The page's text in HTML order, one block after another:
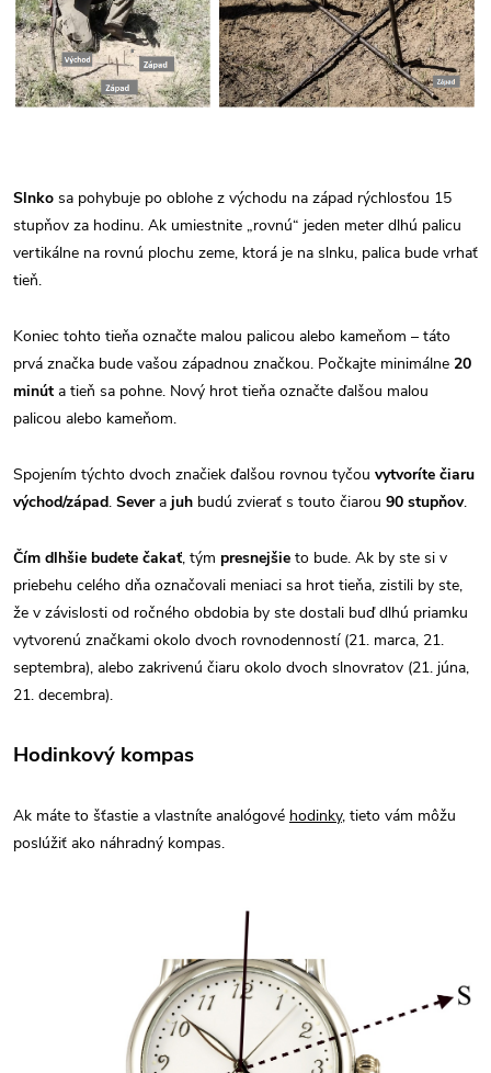
Slnko sa pohybuje po oblohe z východu na západ rýchlosťou 15
stupňov za hodinu. Ak umiestnite „rovnú“ jeden meter dlhú palicu
vertikálne na rovnú plochu zeme, ktorá je na slnku, palica bude vrhať
tieň.
Koniec tohto tieňa označte malou palicou alebo kameňom – táto
prvá značka bude vašou západnou značkou. Počkajte minimálne 20
minút a tieň sa pohne. Nový hrot tieňa označte ďalšou malou
palicou alebo kameňom.
Spojením týchto dvoch značiek ďalšou rovnou tyčou vytvoríte čiaru
východ/západ. Severa juh budú zvierať s touto čiarou 90 stupňov.
Čím dlhšie budete čakať, tým presnejšie to bude. Ak by ste si v
priebehu celého dňa označovali meniaci sa hrot tieňa, zistili by ste,
že v závislosti od ročného obdobia by ste dostali buď dlhú priamku
vytvorenú značkami okolo dvoch rovnodenností (21. marca, 21.
septembra), alebo zakrivenú čiaru okolo dvoch slnovratov (21. júna,
21. decembra).
Hodinkový kompas
Ak máte to šťastie a vlastníte analógové hodinky, tieto vám môžu
poslúžiť ako náhradný kompas.